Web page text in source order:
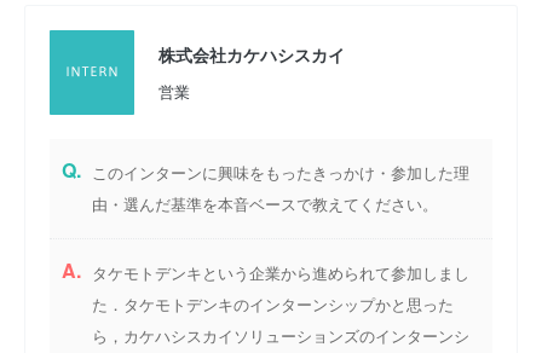
株式会社カケハシスカイ
営業
Q. このインターンに興味をもったきっかけ・参加した理
由・選んだ基準を本音ベースで教えてください。
A. タケモトデンキという企業から進められて参加しまし
た．タケモトデンキのインターンシップかと思った
ら，カケハシスカイソリューションズのインターンシ